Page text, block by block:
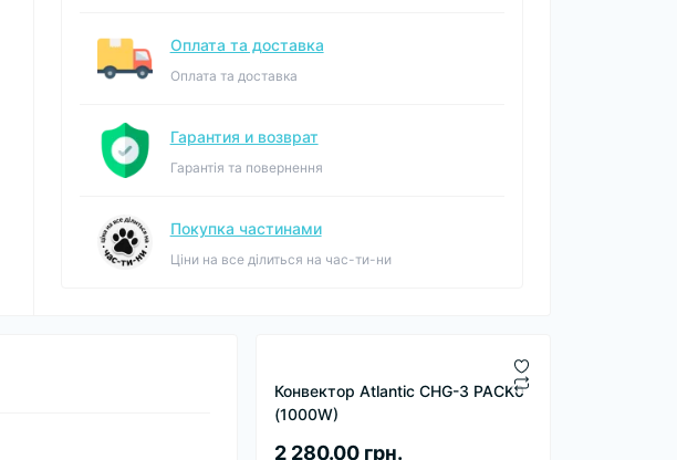
Оплата та доставка
Оплата та доставка
Гарантия и возврат
Гарантія та повернення
Покупка частинами
Ціни на все ділиться на час-ти-ни
Конвектор Atlantiс CHG-3 PACK0
(1000W)
2 280.00 грн.